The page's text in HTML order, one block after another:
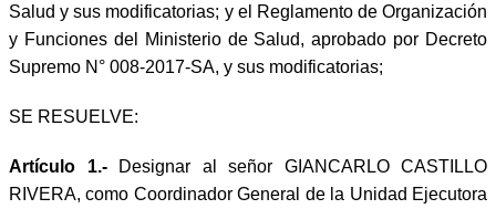
Salud y sus modificatorias; y el Reglamento de Organización
y Funciones del Ministerio de Salud, aprobado por Decreto
Supremo N° 008-2017-SA, y sus modificatorias;
SE RESUELVE:
Artículo 1.-Designar al señor GIANCARLO CASTILLO
RIVERA, como Coordinador General de la Unidad Ejecutora